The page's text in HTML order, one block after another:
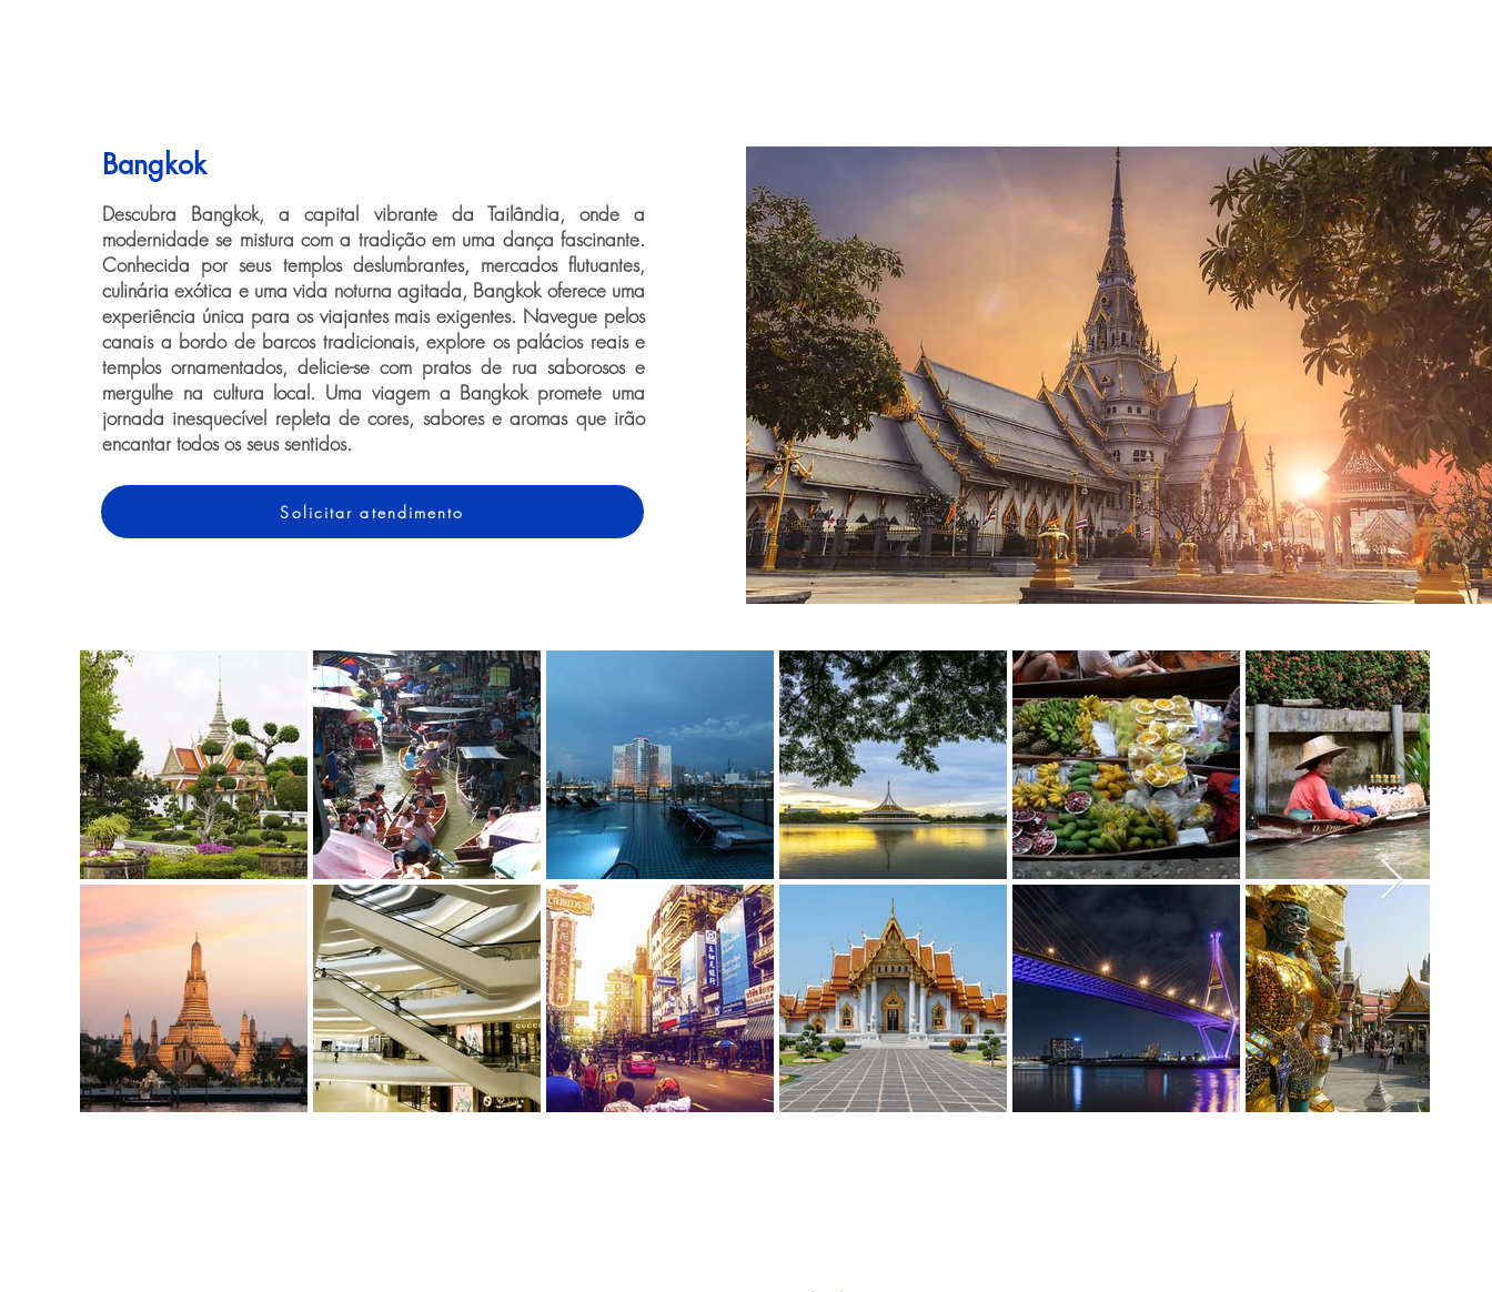
Bangkok
Descubra Bangkok, a capital vibrante da Tailândia, onde a
modernidade se mistura com a tradição em uma dança fascinante.
Conhecida por seus templos deslumbrantes, mercados flutuantes,
culinária exótica e uma vida noturna agitada, Bangkok oferece uma
experiência única para os viajantes mais exigentes. Navegue pelos
canais a bordo de barcos tradicionais, explore os palácios reais e
templos ornamentados, delicie-se com pratos de rua saborosos e
mergulhe na cultura local. Uma viagem a Bangkok promete uma
jornada inesquecível repleta de cores, sabores e aromas que irão
encantar todos os seus sentidos.
Solicitar atendimento